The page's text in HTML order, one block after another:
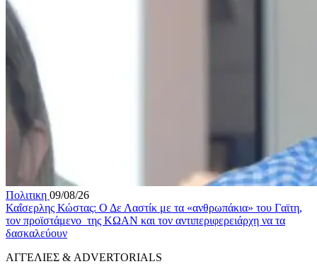
Πολιτικη 09/08/26
Καΐσερλης Κώστας: Ο Δε Λαστίκ με τα «ανθρωπάκια» του Γαϊτη,
τον προϊστάμενο της ΚΩΑΝ και τον αντιπεριφερειάρχη να τα
δασκαλεύουν
ΑΓΓΕΛΙΕΣ & ADVERTORIALS